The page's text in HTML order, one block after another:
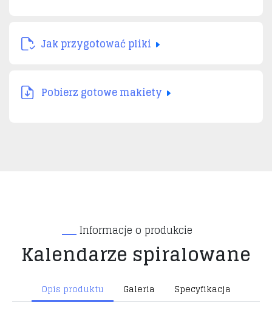
Jak przygotować pliki
Pobierz gotowe makiety
Informacje o produkcie
Kalendarze spiralowane
Opis produktu Galeria Specyfikacja